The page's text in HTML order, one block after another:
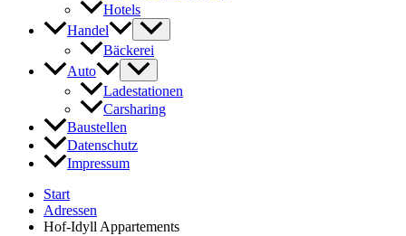
Hotels
Handel
Bäckerei
Auto
Ladestationen
Carsharing
Baustellen
Datenschutz
Impressum
Start
Adressen
Hof-Idyll Appartements